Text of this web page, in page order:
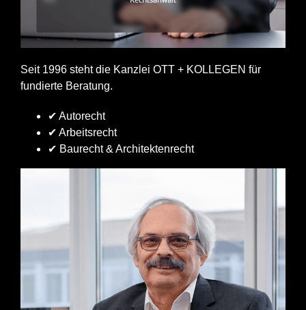
Seit 1996 steht die Kanzlei OTT + KOLLEGEN für
fundierte Beratung.
✔ Autorecht
✔ Arbeitsrecht
✔ Baurecht & Architektenrecht